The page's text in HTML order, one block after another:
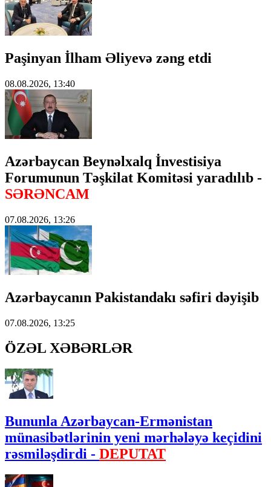
Paşinyan İlham Əliyevə zəng etdi
08.08.2026, 13:40
Azərbaycan Beynəlxalq İnvestisiya
Forumunun Təşkilat Komitəsi yaradılıb -
SƏRƏNCAM
07.08.2026, 13:26
Azərbaycanın Pakistandakı səfiri dəyişib
07.08.2026, 13:25
ÖZƏL XƏBƏRLƏR
Bununla Azərbaycan-Ermənistan
münasibətlərinin yeni mərhələyə keçidini
rəsmiləşdirdi - DEPUTAT